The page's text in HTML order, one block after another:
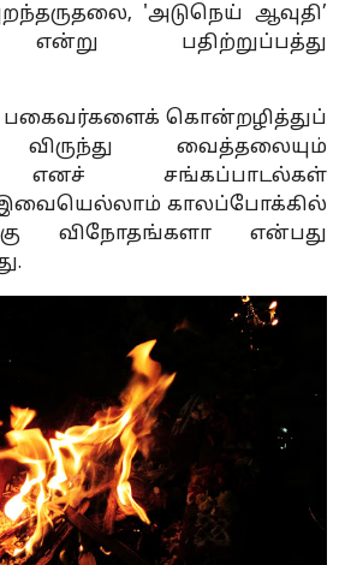
'அடுநெய் ஆவுதி’
என்று பதிற்றுப்பத்து
கொன்றழித்துப்
விருந்து வைத்தலையும்
எனச் சங்கப்பாடல்கள்
இவையெல்லாம் காலப்போக்கில்
விநோதங்களா என்பது